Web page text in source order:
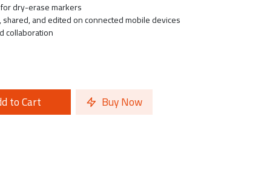
dry-erase markers
and edited on connected mobile devices
collaboration
to Cart Buy Now